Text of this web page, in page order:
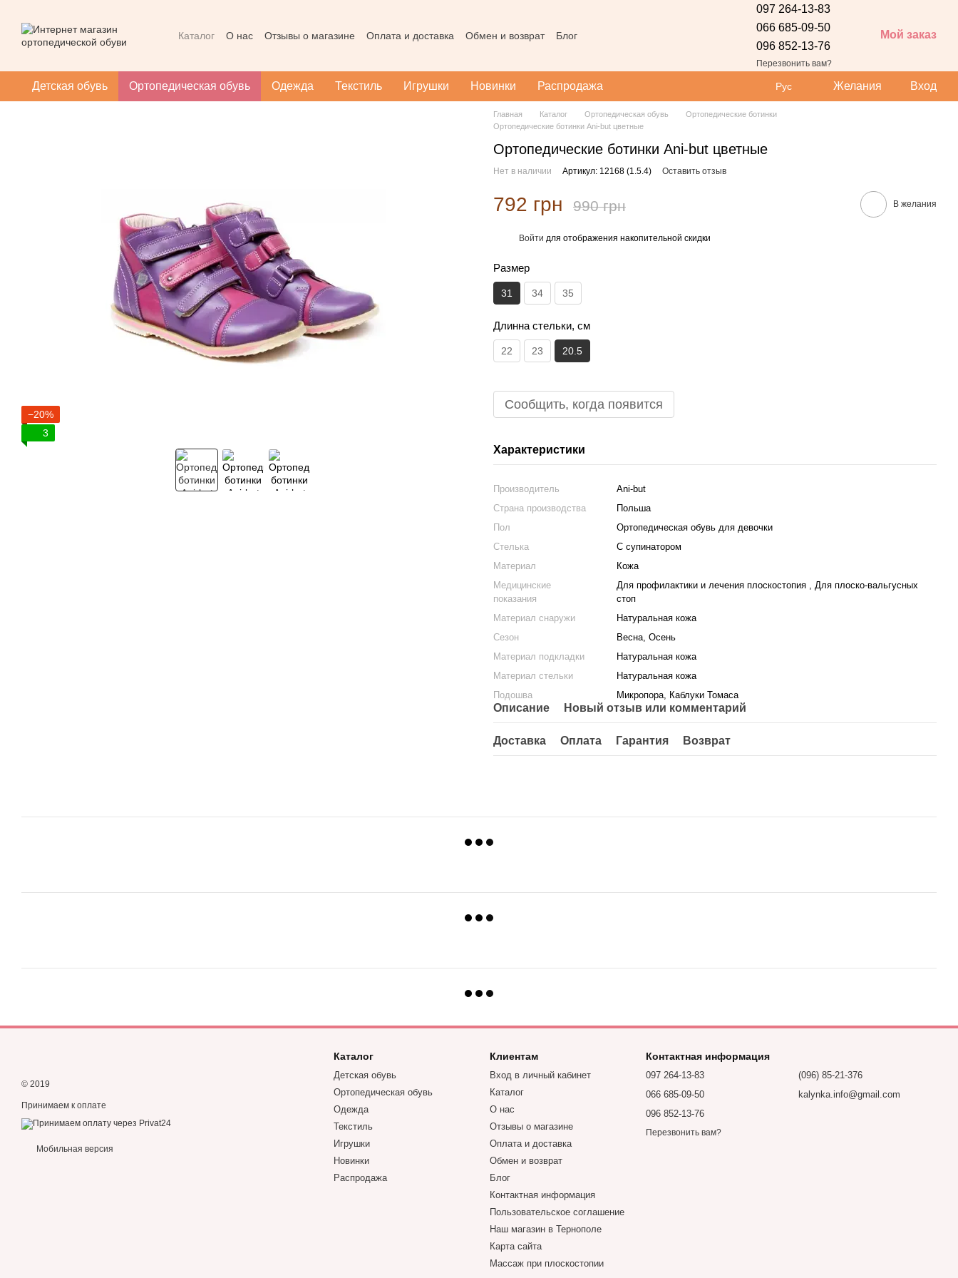
Каталог О нас Отзывы о магазине Оплата и доставка Обмен и возврат
Блог
097 264-13-83
066 685-09-50
096 852-13-76
Перезвонить вам?
Мой заказ
Детская обувь Ортопедическая обувь Одежда Текстиль Игрушки Новинки Распродажа Рус Желания Вход
−20%
3
Главная Каталог Ортопедическая обувь
Ортопедические ботинки
Ортопедические ботинки Ani-but цветные
Ортопедические ботинки Ani-but цветные
Нет в наличии Артикул: 12168 (1.5.4) Оставить отзыв
792 грн 990 грн В желания
Войти для отображения накопительной скидки
Размер
31 34 35
Длинна стельки, см
22 23 20.5
Сообщить, когда появится
Характеристики
Производитель
Ani-but
Страна производства
Польша
Пол
Ортопедическая обувь для девочки
Стелька
С супинатором
Материал
Кожа
Медицинские
показания
Для профилактики и лечения плоскостопия , Для плоско-вальгусных
стоп
Материал снаружи
Натуральная кожа
Сезон
Весна, Осень
Материал подкладки
Натуральная кожа
Материал стельки
Натуральная кожа
Подошва
Микропора, Каблуки Томаса
Описание Новый отзыв или комментарий
Доставка Оплата Гарантия Возврат
© 2019
Принимаем к оплате
Мобильная версия
Каталог
Детская обувь
Ортопедическая обувь
Одежда
Текстиль
Игрушки
Новинки
Распродажа
Клиентам
Вход в личный кабинет
Каталог
О нас
Отзывы о магазине
Оплата и доставка
Обмен и возврат
Блог
Контактная информация
Пользовательское соглашение
Наш магазин в Тернополе
Карта сайта
Массаж при плоскостопии
Контактная информация
097 264-13-83
066 685-09-50
096 852-13-76
Перезвонить вам?
(096) 85-21-376
kalynka.info@gmail.com